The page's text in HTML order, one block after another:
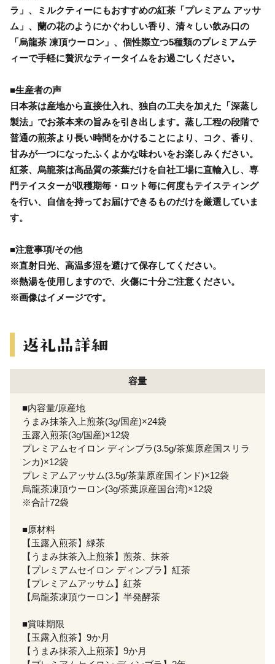
ラ」、ミルクティーにもおすすめの紅茶「プレミアム アッサ
ム」、蘭の花のようにかぐわしい香り、清々しい飲み口の
「烏龍茶 凍頂ウーロン」、個性際立つ5種類のプレミアムテ
ィーで手軽に贅沢なティータイムをお過ごしください。
■生産者の声
日本茶は産地から直接仕入れ、独自の工夫を加えた「深蒸し
製法」でお茶本来の旨みを引き出します。蒸し工程の段階で
普通の煎茶より長い時間をかけることにより、コク、香り、
甘みが一つになったふくよかな味わいをお楽しみください。
紅茶、烏龍茶は高品質の茶葉だけを自社工場に直輸入し、専
門テイスターが収穫期毎・ロット毎に何度もテイスティング
を行い、自信を持ってお届けできるものだけを厳選していま
す。
■注意事項/その他
※直射日光、高温多湿を避けて保存してください。
※熱湯を使用しますので、火傷に十分ご注意ください。
※画像はイメージです。
容量
■内容量/原産地
うまみ抹茶入上煎茶(3g/国産)×24袋
玉露入煎茶(3g/国産)×12袋
プレミアムセイロン ディンブラ(3.5g/茶葉原産国スリラ
ンカ)×12袋
プレミアムアッサム(3.5g/茶葉原産国インド)×12袋
烏龍茶凍頂ウーロン(3g/茶葉原産国台湾)×12袋
※合計72袋
■原材料
【玉露入煎茶】緑茶
【うまみ抹茶入上煎茶】煎茶、抹茶
【プレミアムセイロン ディンブラ】紅茶
【プレミアムアッサム】紅茶
【烏龍茶凍頂ウーロン】半発酵茶
■賞味期限
【玉露入煎茶】9か月
【うまみ抹茶入上煎茶】9か月